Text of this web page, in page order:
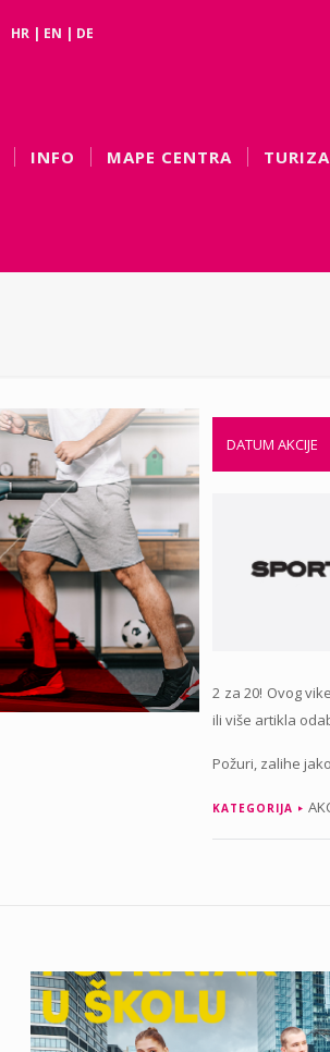
HR | EN | DE
INFO MAPE CENTRA
DATUM AKCIJE
2 za 20! Ovog
ili više artikla
Požuri, zalihe
KATEGORIJA